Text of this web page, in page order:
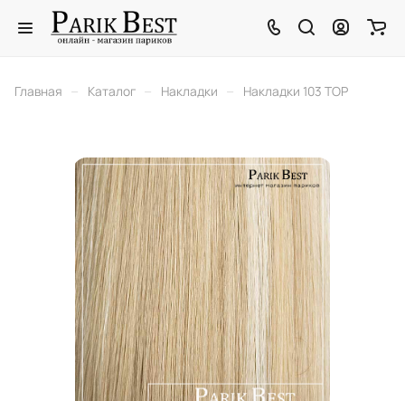
Главная – Каталог – Накладки – Накладки 103 TOP